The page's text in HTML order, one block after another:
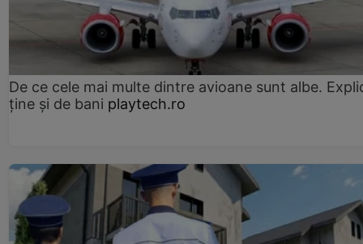
De ce cele mai multe dintre avioane sunt albe.
ține și de bani playtech.ro